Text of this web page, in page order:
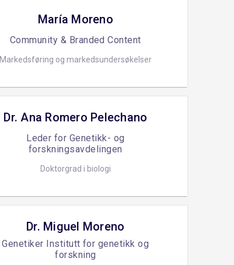
María Moreno
Community & Branded Content
Markedsføring og markedsundersøkelser
Dr. Ana Romero Pelechano
Leder for Genetikk- og
forskningsavdelingen
Doktorgrad i biologi
Dr. Miguel Moreno
Genetiker Institutt for genetikk og
forskning